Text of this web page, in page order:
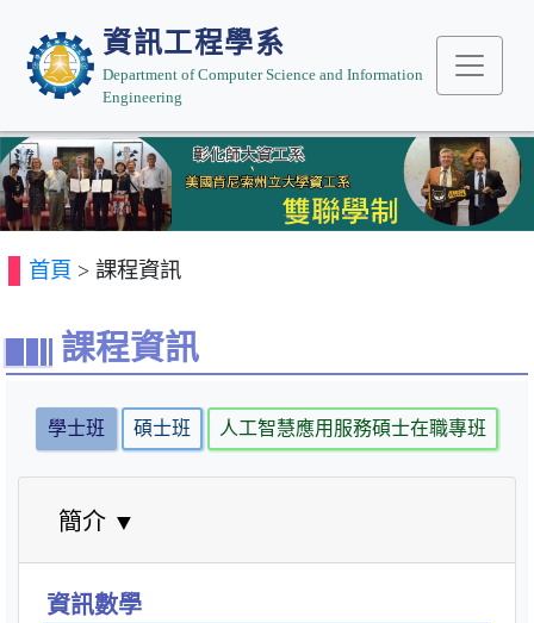
資訊工程學系
Department of Computer Science and Information
Engineering
Previous Next
首頁 > 課程資訊
課程資訊
學士班 碩士班 人工智慧應用服務碩士在職專班
簡介 ▼
資訊數學